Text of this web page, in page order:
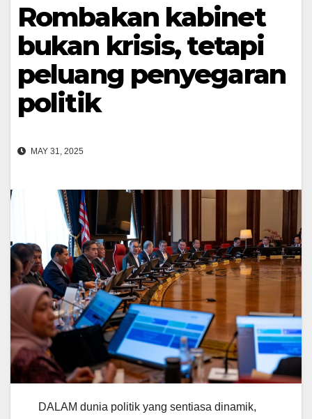
Rombakan kabinet
bukan krisis, tetapi
peluang penyegaran
politik
MAY 31, 2025
DALAM dunia politik yang sentiasa dinamik,